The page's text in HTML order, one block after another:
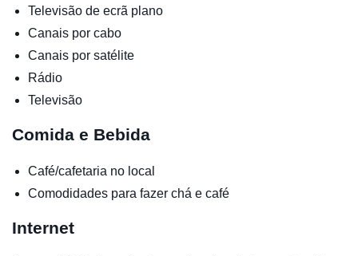
Televisão de ecrã plano
Canais por cabo
Canais por satélite
Rádio
Televisão
Comida e Bebida
Café/cafetaria no local
Comodidades para fazer chá e café
Internet